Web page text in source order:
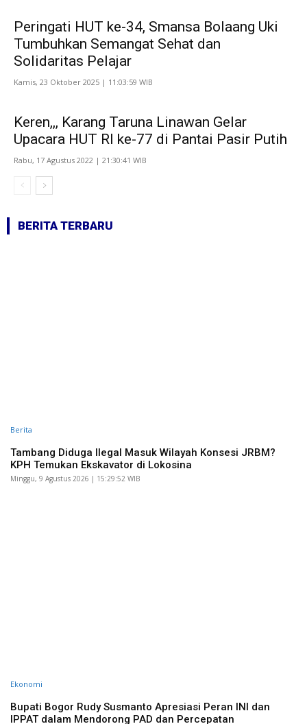
Peringati HUT ke-34, Smansa Bolaang Uki
Tumbuhkan Semangat Sehat dan
Solidaritas Pelajar
Kamis, 23 Oktober 2025 | 11:03:59 WIB
Keren,,, Karang Taruna Linawan Gelar
Upacara HUT RI ke-77 di Pantai Pasir Putih
Rabu, 17 Agustus 2022 | 21:30:41 WIB
BERITA TERBARU
Berita
Tambang Diduga Ilegal Masuk Wilayah Konsesi JRBM?
KPH Temukan Ekskavator di Lokosina
Minggu, 9 Agustus 2026 | 15:29:52 WIB
Ekonomi
Bupati Bogor Rudy Susmanto Apresiasi Peran INI dan
IPPAT dalam Mendorong PAD dan Percepatan